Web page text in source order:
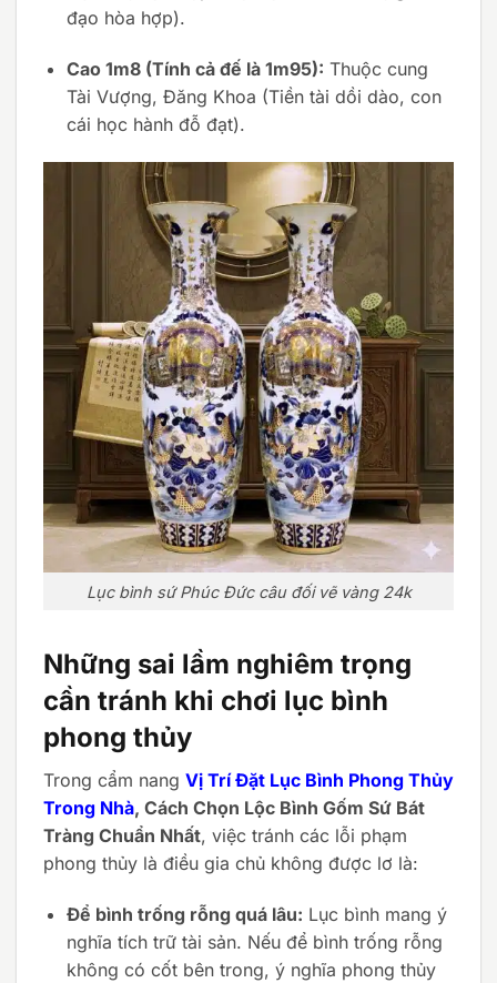
đạo hòa hợp).
Cao 1m8 (Tính cả đế là 1m95): Thuộc cung
Tài Vượng, Đăng Khoa (Tiền tài dồi dào, con
cái học hành đỗ đạt).
Lục bình sứ Phúc Đức câu đối vẽ vàng 24k
Những sai lầm nghiêm trọng
cần tránh khi chơi lục bình
phong thủy
Trong cẩm nang Vị Trí Đặt Lục Bình Phong Thủy
Trong Nhà, Cách Chọn Lộc Bình Gốm Sứ Bát
Tràng Chuẩn Nhất, việc tránh các lỗi phạm
phong thủy là điều gia chủ không được lơ là:
Để bình trống rỗng quá lâu: Lục bình mang ý
nghĩa tích trữ tài sản. Nếu để bình trống rỗng
không có cốt bên trong, ý nghĩa phong thủy